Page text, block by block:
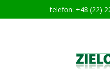
telefon: +48 (22)